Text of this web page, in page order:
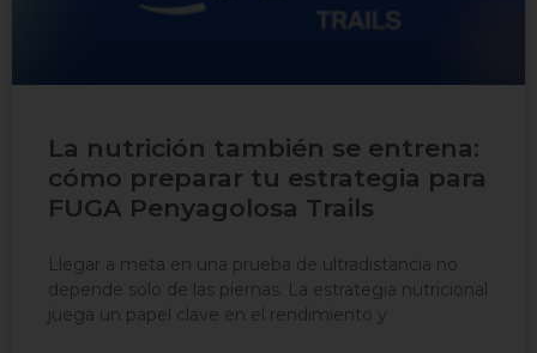
La nutrición también se entrena:
cómo preparar tu estrategia para
FUGA Penyagolosa Trails
Llegar a meta en una prueba de ultradistancia no
depende solo de las piernas. La estrategia nutricional
juega un papel clave en el rendimiento y